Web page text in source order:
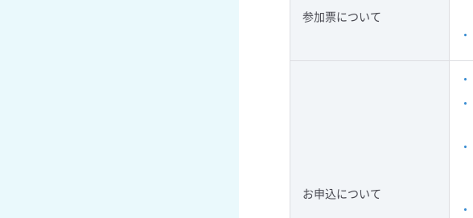
参加票について
・
お申込について
・
・
・
・